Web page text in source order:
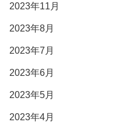
2023年11月
2023年8月
2023年7月
2023年6月
2023年5月
2023年4月